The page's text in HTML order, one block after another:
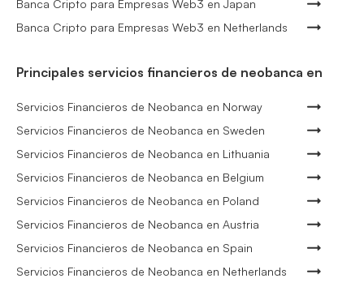
Banca Cripto para Empresas Web3 en Japan
Banca Cripto para Empresas Web3 en Netherlands
Principales servicios financieros de neobanca en
Servicios Financieros de Neobanca en Norway
Servicios Financieros de Neobanca en Sweden
Servicios Financieros de Neobanca en Lithuania
Servicios Financieros de Neobanca en Belgium
Servicios Financieros de Neobanca en Poland
Servicios Financieros de Neobanca en Austria
Servicios Financieros de Neobanca en Spain
Servicios Financieros de Neobanca en Netherlands